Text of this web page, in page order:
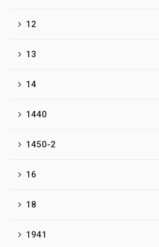
12
13
14
1440
1450-2
16
18
1941